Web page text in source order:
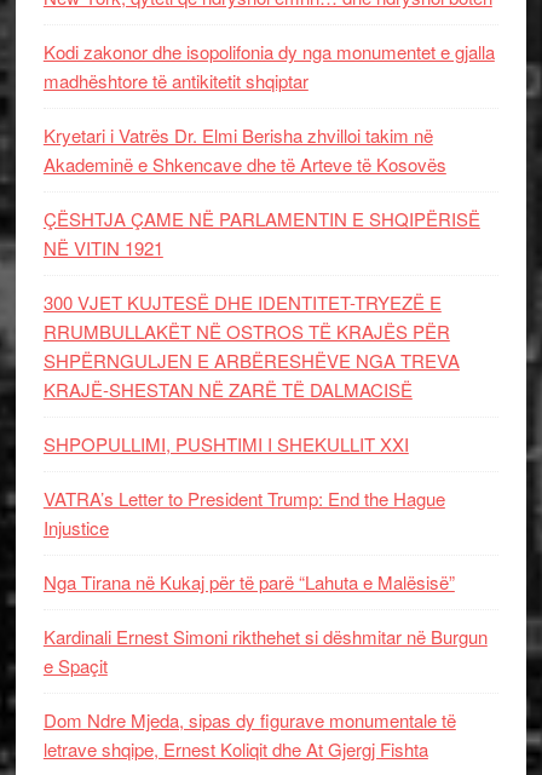
Kodi zakonor dhe isopolifonia dy nga monumentet e gjalla
madhështore të antikitetit shqiptar
Kryetari i Vatrës Dr. Elmi Berisha zhvilloi takim në
Akademinë e Shkencave dhe të Arteve të Kosovës
ÇËSHTJA ÇAME NË PARLAMENTIN E SHQIPËRISË
NË VITIN 1921
300 VJET KUJTESË DHE IDENTITET-TRYEZË E
RRUMBULLAKËT NË OSTROS TË KRAJËS PËR
SHPËRNGULJEN E ARBËRESHËVE NGA TREVA
KRAJË-SHESTAN NË ZARË TË DALMACISË
SHPOPULLIMI, PUSHTIMI I SHEKULLIT XXI
VATRA’s Letter to President Trump: End the Hague
Injustice
Nga Tirana në Kukaj për të parë “Lahuta e Malësisë”
Kardinali Ernest Simoni rikthehet si dëshmitar në Burgun
e Spaçit
Dom Ndre Mjeda, sipas dy figurave monumentale të
letrave shqipe, Ernest Koliqit dhe At Gjergj Fishta